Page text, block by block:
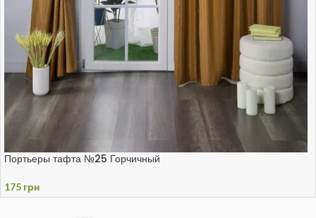
Портьеры тафта №25 Горчичный
175 грн